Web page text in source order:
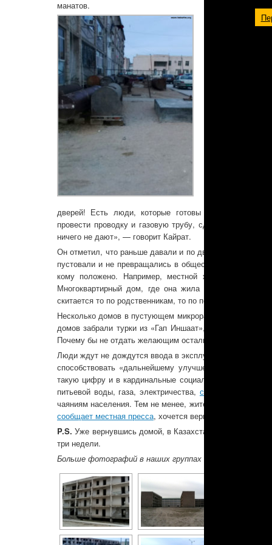
манатов.
«В моменты,
дверей! Есть люди, которые готовы заселиться
провести проводку и газовую трубу, сделать ремонт,
ничего не дают», — говорит Кайрат.
Он отметил, что раньше давали и по две квартиры на
пустовали и не превращались в общественные
кому положено. Например, местной жительнице
Многоквартирный дом, где она жила раньше, сгорел
скитается то по родственникам, то по подругам.
Несколько домов в пустующем микрорайоне на берегу
домов забрали турки из «Гап Иншаат», эти здания
Почему бы не отдать желающим остальные дома,
Люди ждут не дождутся ввода в эксплуатацию нового
способствовать «дальнейшему улучшению
такую цифру и в кардинальные социально-бытовые
питьевой воды, газа, электричества, с отсутствием
чаяниям населения. Тем не менее, жителям Бекдаша –
сообщает местная пресса, хочется верить в лучшее.
P.S. Уже вернувшись домой, в Казахстан, Кайрат
три недели.
Больше фотографий в наших группах на